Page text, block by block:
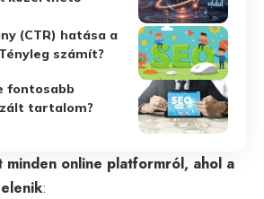
(CTR) hatása a
számít?
fontosabb
tartalom?
minden online platformról, ahol a
: